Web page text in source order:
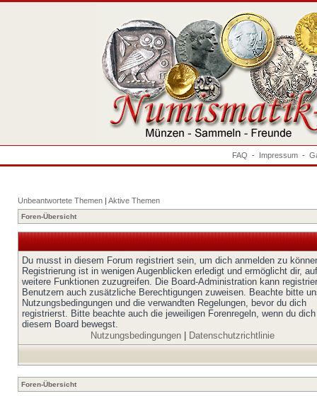
FAQ - Impressum -
Unbeantwortete Themen | Aktive Themen
Foren-Übersicht
Du musst in diesem Forum registriert sein, um dich anmelden zu
Registrierung ist in wenigen Augenblicken erledigt und ermöglicht dir, auf
weitere Funktionen zuzugreifen. Die Board-Administration kann
Benutzern auch zusätzliche Berechtigungen zuweisen. Beachte bitte
Nutzungsbedingungen und die verwandten Regelungen, bevor du dich
registrierst. Bitte beachte auch die jeweiligen Forenregeln, wenn du
diesem Board bewegst.
Nutzungsbedingungen| Datenschutzrichtlinie
Foren-Übersicht